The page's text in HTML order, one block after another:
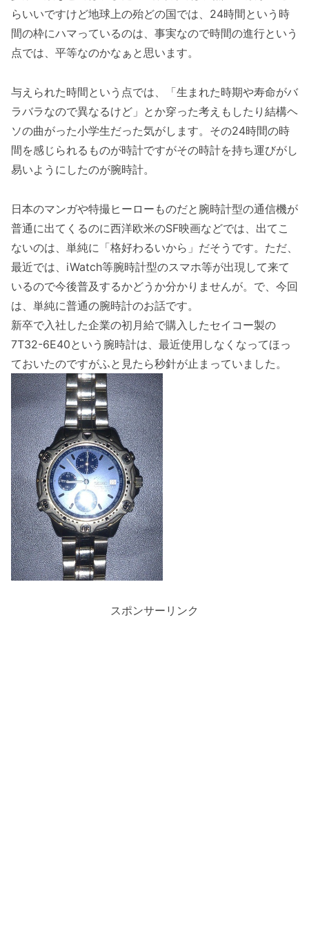
らいいですけど地球上の殆どの国では、24時間という時
間の枠にハマっているのは、事実なので時間の進行という
点では、平等なのかなぁと思います。
与えられた時間という点では、「生まれた時期や寿命がバ
ラバラなので異なるけど」とか穿った考えもしたり結構ヘ
ソの曲がった小学生だった気がします。その24時間の時
間を感じられるものが時計ですがその時計を持ち運びがし
易いようにしたのが腕時計。
日本のマンガや特撮ヒーローものだと腕時計型の通信機が
普通に出てくるのに西洋欧米のSF映画などでは、出てこ
ないのは、単純に「格好わるいから」だそうです。ただ、
最近では、iWatch等腕時計型のスマホ等が出現して来て
いるので今後普及するかどうか分かりませんが。で、今回
は、単純に普通の腕時計のお話です。
新卒で入社した企業の初月給で購入したセイコー製の
7T32-6E40という腕時計は、最近使用しなくなってほっ
ておいたのですがふと見たら秒針が止まっていました。
スポンサーリンク